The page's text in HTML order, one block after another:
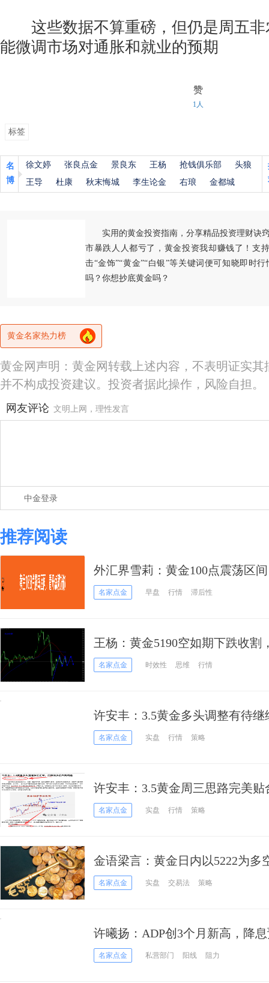
这些数据不算重磅，但仍是周五非
能微调市场对通胀和就业的预期
赞
1人
标签
名
博
徐文婷 张良点金 景良东 王杨 抢钱俱乐部
头狼
王导
杜康 秋末悔城 李生论金 右琅 金都城
实用的黄金投资指南，分享精品投资理财诀
市暴跌人人都亏了，黄金投资我却赚钱了！支
击“金饰”“黄金”“白银”等关键词便可知晓即时
吗？你想抄底黄金吗？
黄金名家热力榜
黄金网声明：黄金网转载上述内容，不表明证实
并不构成投资建议。投资者据此操作，风险自担。
网友评论 文明上网，理性发言
中金登录
推荐阅读
外汇界雪莉：黄金100点震荡区
名家点金 早盘 行情 滞后性
王杨：黄金5190空如期下跌收割
名家点金 时效性 思维 行情
许安丰：3.5黄金多头调整有待继
名家点金 实盘 行情 策略
许安丰：3.5黄金周三思路完美
名家点金 实盘 行情 策略
金语梁言：黄金日内以5222为多
名家点金 实盘 交易法 策略
许曦扬：ADP创3个月新高，降
名家点金 私营部门 阳线 阻力